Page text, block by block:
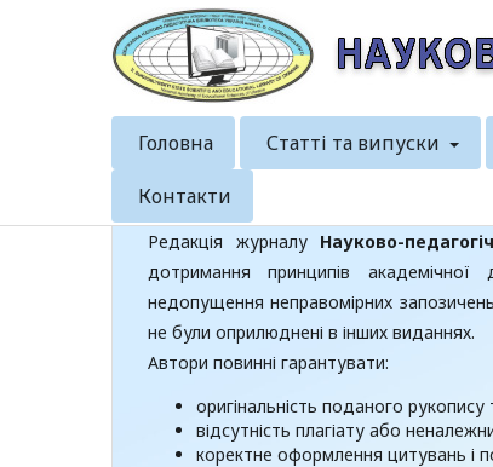
Головна Статті та випуски
Контакти
Редакція журналу Науково-
дотримання принципів
недопущення неправомірних
не були оприлюднені в інших виданнях.
Автори повинні гарантувати:
оригінальність поданого
відсутність плагіату або
коректне оформлення цитувань і